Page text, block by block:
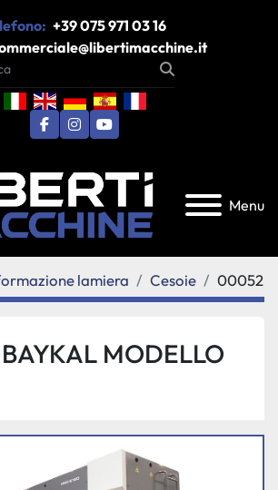
+39 075 971 03 16
facebook
instagram
youtube
Menu
lamiera Cesoie 00052
MODELLO